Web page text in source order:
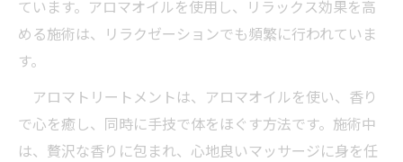
ています。アロマオイルを使用し、リラックス効果を高
める施術は、リラクゼーションでも頻繁に行われていま
す。
アロマトリートメントは、アロマオイルを使い、香り
で心を癒し、同時に手技で体をほぐす方法です。施術中
は、贅沢な香りに包まれ、心地良いマッサージに身を任